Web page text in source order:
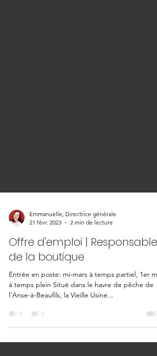
21 févr. 2023
2 min de lecture
Offre d'emploi | Responsable
de la boutique
Entrée en poste: mi-mars à temps partiel, 1er
l’Anse-à-Beaufils, la Vieille Usine...